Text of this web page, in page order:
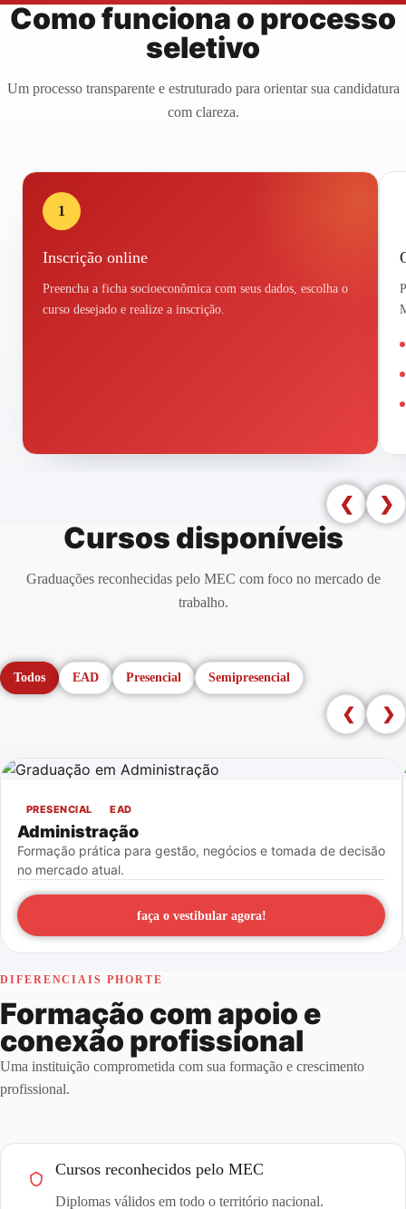
Como funciona o processo
seletivo
Um processo transparente e estruturado para orientar sua candidatura
com clareza.
1
Inscrição online
Preencha a ficha socioeconômica com seus dados, escolha o
curso desejado e realize a inscrição.
❮ ❯
Cursos disponíveis
Graduações reconhecidas pelo MEC com foco no mercado de
trabalho.
Todos EAD Presencial Semipresencial
❮ ❯
PRESENCIAL EAD
Administração
Formação prática para gestão, negócios e tomada de decisão
no mercado atual.
faça o vestibular agora!
DIFERENCIAIS PHORTE
Formação com apoio e
conexão profissional
Uma instituição comprometida com sua formação e crescimento
profissional.
Cursos reconhecidos pelo MEC
Diplomas válidos em todo o território nacional.